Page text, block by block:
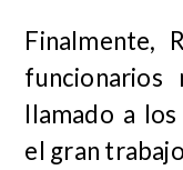
Finalmente,
funcionarios
llamado a
el gran